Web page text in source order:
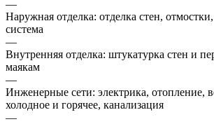
—
Наружная отделка: отделка стен,
система
—
Внутренняя отделка: штукатурка стен и
маякам
—
Инженерные сети: электрика, отопление,
холодное и горячее, канализация
—